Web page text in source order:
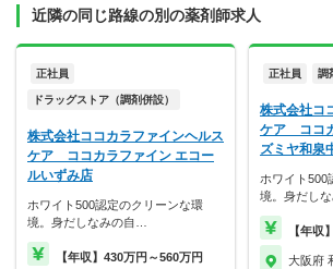
近隣の同じ路線の別の薬剤師求人
正社員
ドラッグストア（調剤併設）
株式会社ココカラファインヘルス
ケア ココカラファイン エコー
ルいずみ店
ホワイト500認定のクリーンな環
境。身だしなみの自…
【年収】430万円～560万円
正社員 調
株式会社コ
ケア ココ
ズミヤ和泉
ホワイト500
境。身だし
【年収
大阪府